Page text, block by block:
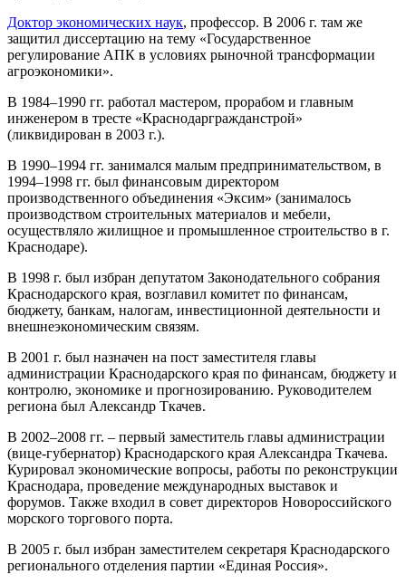
Доктор экономических наук, профессор. В 2006 г. там же
защитил диссертацию на тему «Государственное
регулирование АПК в условиях рыночной трансформации
агроэкономики».
В 1984–1990 гг. работал мастером, прорабом и главным
инженером в тресте «Краснодаргражданстрой»
(ликвидирован в 2003 г.).
В 1990–1994 гг. занимался малым предпринимательством, в
1994–1998 гг. был финансовым директором
производственного объединения «Эксим» (занималось
производством строительных материалов и мебели,
осуществляло жилищное и промышленное строительство в г.
Краснодаре).
В 1998 г. был избран депутатом Законодательного собрания
Краснодарского края, возглавил комитет по финансам,
бюджету, банкам, налогам, инвестиционной деятельности и
внешнеэкономическим связям.
В 2001 г. был назначен на пост заместителя главы
администрации Краснодарского края по финансам, бюджету и
контролю, экономике и прогнозированию. Руководителем
региона был Александр Ткачев.
В 2002–2008 гг. – первый заместитель главы администрации
(вице-губернатор) Краснодарского края Александра Ткачева.
Курировал экономические вопросы, работы по реконструкции
Краснодара, проведение международных выставок и
форумов. Также входил в совет директоров Новороссийского
морского торгового порта.
В 2005 г. был избран заместителем секретаря Краснодарского
регионального отделения партии «Единая Россия».